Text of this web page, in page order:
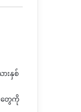
းနှစ်
တွေကို